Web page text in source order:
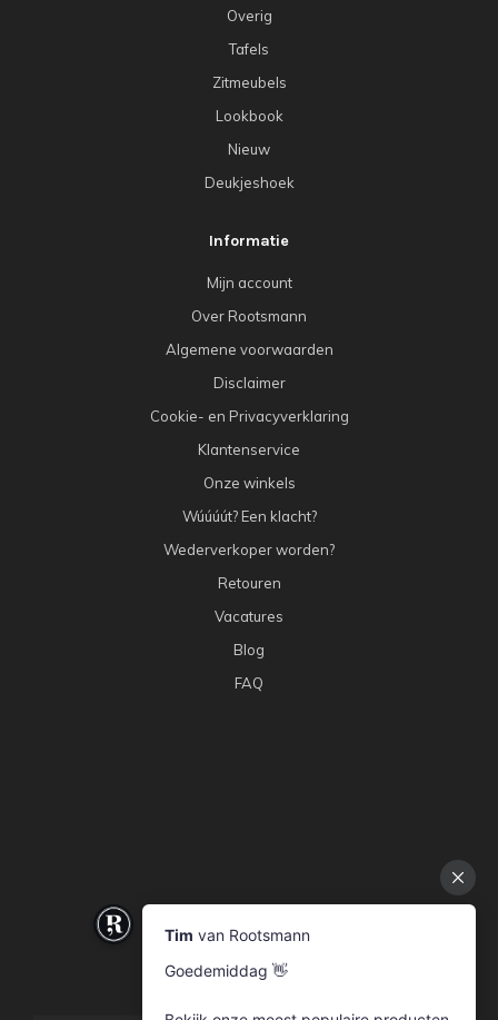
Overig
Tafels
Zitmeubels
Lookbook
Nieuw
Deukjeshoek
Informatie
Mijn account
Over Rootsmann
Algemene voorwaarden
Disclaimer
Cookie- en Privacyverklaring
Klantenservice
Onze winkels
Wúúúút? Een klacht?
Wederverkoper worden?
Retouren
Vacatures
Blog
FAQ